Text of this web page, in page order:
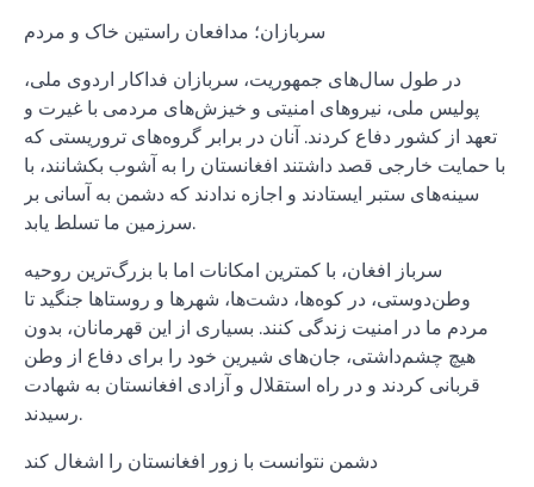
سربازان؛ مدافعان راستین خاک و مردم
در طول سال‌های جمهوریت، سربازان فداکار اردوی ملی،
پولیس ملی، نیروهای امنیتی و خیزش‌های مردمی با غیرت و
تعهد از کشور دفاع کردند. آنان در برابر گروه‌های تروریستی که
با حمایت خارجی قصد داشتند افغانستان را به آشوب بکشانند، با
سینه‌های ستبر ایستادند و اجازه ندادند که دشمن به آسانی بر
سرزمین ما تسلط یابد.
سرباز افغان، با کمترین امکانات اما با بزرگ‌ترین روحیه
وطن‌دوستی، در کوه‌ها، دشت‌ها، شهرها و روستاها جنگید تا
مردم ما در امنیت زندگی کنند. بسیاری از این قهرمانان، بدون
هیچ چشم‌داشتی، جان‌های شیرین خود را برای دفاع از وطن
قربانی کردند و در راه استقلال و آزادی افغانستان به شهادت
رسیدند.
دشمن نتوانست با زور افغانستان را اشغال کند